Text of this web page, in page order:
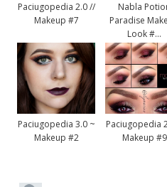
Paciugopedia 2.0 //
Makeup #7
Nabla
Paradise
Look #...
Paciugopedia 3.0 ~
Makeup #2
Paciugopedia
Makeup #9